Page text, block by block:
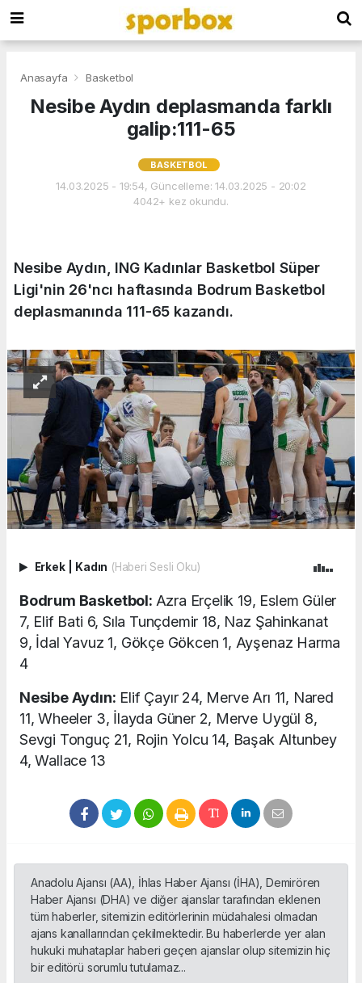
Anasayfa Basketbol
Nesibe Aydın deplasmanda farklı
galip:111-65
BASKETBOL
14.03.2025 - 19:54, Güncelleme: 14.03.2025 - 20:02
4042+ kez okundu.
Nesibe Aydın, ING Kadınlar Basketbol Süper
Ligi'nin 26'ncı haftasında Bodrum Basketbol
deplasmanında 111-65 kazandı.
Erkek Kadın (Haberi Sesli Oku)
Bodrum Basketbol: Azra Erçelik 19, Eslem Güler
7, Elif Bati 6, Sıla Tunçdemir 18, Naz Şahinkanat
9, İdal Yavuz 1, Gökçe Gökcen 1, Ayşenaz Harma
4
Nesibe Aydın: Elif Çayır 24, Merve Arı 11, Nared
11, Wheeler 3, İlayda Güner 2, Merve Uygül 8,
Sevgi Tonguç 21, Rojin Yolcu 14, Başak Altunbey
4, Wallace 13
Anadolu Ajansı (AA), İhlas Haber Ajansı (İHA), Demirören
Haber Ajansı (DHA) ve diğer ajanslar tarafından eklenen
tüm haberler, sitemizin editörlerinin müdahalesi olmadan
ajans kanallarından çekilmektedir. Bu haberlerde yer alan
hukuki muhataplar haberi geçen ajanslar olup sitemizin hiç
bir editörü sorumlu tutulamaz...